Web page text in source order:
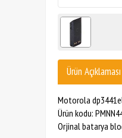
Ürün Açıklaması
Motorola
Ürün kodu:
Orjinal batarya